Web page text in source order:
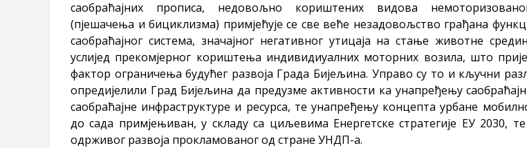
саобраћајних прописа, недовољно кориштених видова
(пјешачења и бициклизма) примјећује се све веће незадовољство грађана
саобраћајног система, значајног негативног утицаја на стање животне
услијед прекомјерног кориштења индивидиуалних моторних возила, што
фактор ограничења будућег развоја Града Бијељина. Управо су то и кључни
опредијелили Град Бијељина да предузме активности ка унапређењу
саобраћајне инфраструктуре и ресурса, те унапређењу концепта урбане
до сада примјењиван, у складу са циљевима Енергетске стратегије ЕУ 2030,
одрживог развоја прокламованог од стране УНДП-а.